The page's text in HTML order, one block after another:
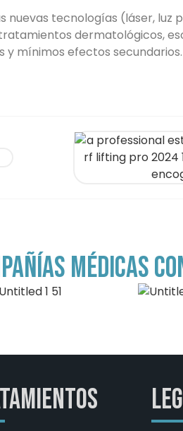
nuevas tecnologías (láser,
dermatológicos,
mínimos efectos secundarios.
MÉDICAS